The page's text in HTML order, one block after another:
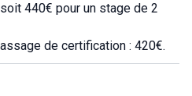
440€ pour un stage de 2
de certification : 420€.